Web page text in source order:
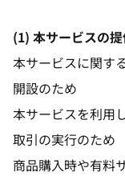
(1) 本サービスの
本サービスに関す
開設のため
本サービスを利用
取引の実行のため
商品購入時や有料